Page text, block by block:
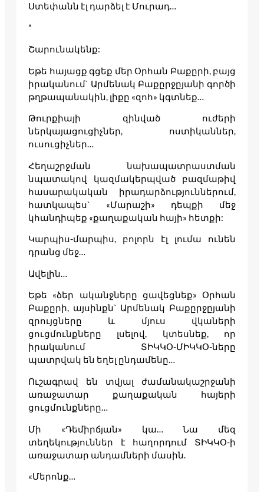
Ստեփանն էլ դարձել է Մուրադ…
*
Շարունակենք:
Եթե հայացք գցեք մեր Օրհան Բաքըրի, բայց
իրականում` Արմենակ Բաքըրջըյանի գործի
թղթապանակին, լիքը «զոհ» կգտնեք…
Թուրքիայի զինված ուժերի
ներկայացուցիչներ, ոստիկաններ,
ուսուցիչներ…
Հեղաշրջման նախապատրաստման
նպատակով կազմակերպված բազմաթիվ
հասարակական իրադարձություններում,
հատկապես` «Մարաշի» դեպքի մեջ
կհանդիպեք «քաղաքական հայի» հետքի:
Կարպիս-մարպիս, բոլորն էլ լումա ունեն
դրանց մեջ…
Ավելին…
Եթե «ձեր ականջները ցավեցնեք» Օրհան
Բաքըրի, այսինքն` Արմենակ Բաքըրջըյանի
զրույցները և մյուս վկաների
ցուցմունքները լսելով, կտեսնեք, որ
իրականում ՏԻԿԿՕ-ՄԻԿԿՕ-ները
պատրվակ են եղել ընդամենը…
Ուշագրավ են տվյալ ժամանակաշրջանի
առաջատար քաղաքական հայերի
ցուցմունքները…
Մի «Դեմիրճյան» կա… Նա մեզ
տեղեկություններ է հաղորդում ՏԻԿԿՕ-ի
առաջատար անդամների մասին.
«Մերոնք…